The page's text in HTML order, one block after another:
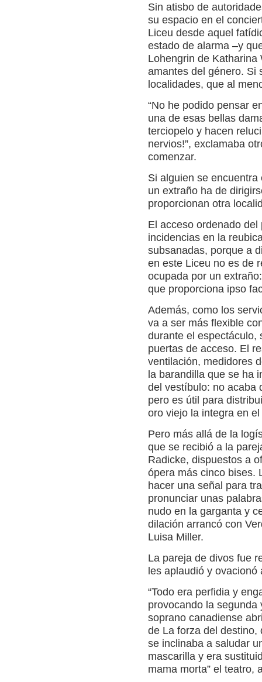
Sin atisbo de
su espacio en el
Liceu desde aquel
estado de alarma –y
Lohengrin de Katharina
amantes del género. Si
localidades, que al
“No he podido pensar
una de esas bellas
terciopelo y hacen
nervios!”, exclamaba
comenzar.
Si alguien se
un extraño ha de
proporcionan otra
El acceso ordenado
incidencias en la
subsanadas, porque a
en este Liceu no es de
ocupada por un
que proporciona ipso
Además, como los
va a ser más flexible
durante el espectáculo,
puertas de acceso. El
ventilación, medidores
la barandilla que se ha
del vestíbulo: no acaba
pero es útil para
oro viejo la integra en
Pero más allá de la
que se recibió a la
Radicke, dispuestos a
ópera más cinco bises.
hacer una señal para
pronunciar unas
nudo en la garganta y
dilación arrancó con
Luisa Miller.
La pareja de divos fue
les aplaudió y
“Todo era perfidia y
provocando la
soprano canadiense
de La forza del destino,
se inclinaba a saludar
mascarilla y era
mama morta” el teatro,